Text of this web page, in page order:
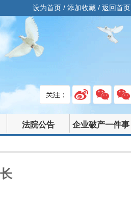
设为首页/ 添加收藏/ 返回首页
法院公告 企业破产一件事